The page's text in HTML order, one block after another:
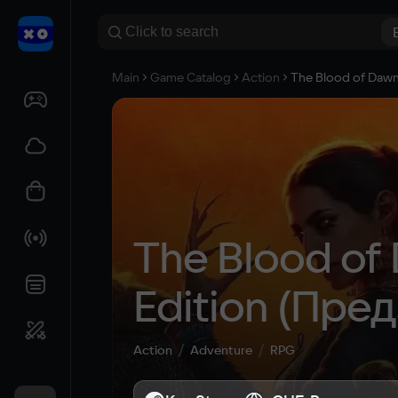
Main Game Catalog Action The Blood of
The Blood of
Edition
Action Adventure RPG